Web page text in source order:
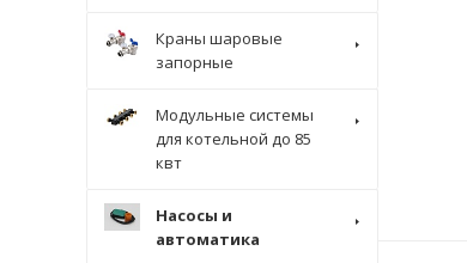
Краны шаровые
запорные
Модульные системы
для котельной до 85
квт
Насосы и
автоматика